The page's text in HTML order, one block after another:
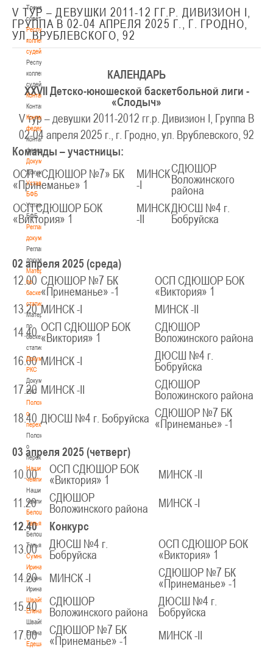
Тренерский
совет
Республиканская
коллегия
судей
Республиканская
коллегия
судей
Контакты
Контакты
Контакты
федерации
Контакты
федерации
Документы
Документы
Устав
БФБ
Устав
БФБ
Регламентирующие
документы
Регламентирующие
документы
Материалы
по
баскетбольной
статистике
Материалы
по
баскетбольной
статистике
Документы
РКС
Документы
РКС
Положение
о
переходах
Положение
о
переходах
Наши
чемпионы
Наши
чемпионы
Белошапко
Татьяна
Белошапко
Татьяна
Сумникова
Ирина
Сумникова
Ирина
Швайбович
Елена
Швайбович
Елена
Едешко
V ТУР – ДЕВУШКИ 2011-12 ГГ.Р. ДИВИЗИОН I,
ГРУППА В 02-04 АПРЕЛЯ 2025 Г., Г. ГРОДНО,
УЛ. ВРУБЛЕВСКОГО, 92
КАЛЕНДАРЬ
XXVII Детско-юношеской баскетбольной лиги -
«Слодыч»
V тур – девушки 2011-2012 гг.р. Дивизион I, Группа В
02-04 апреля 2025 г., г. Гродно, ул. Врублевского, 92
Команды – участницы:
ОСП «СДЮШОР №7» БК
«Принеманье» 1
МИНСК
-I
СДЮШОР
Воложинского
района
ОСП СДЮШОР БОК
«Виктория» 1
МИНСК
-II
ДЮСШ №4 г.
Бобруйска
02 апреля 2025 (среда)
12.00 СДЮШОР №7 БК
«Принеманье» -1
ОСП СДЮШОР БОК
«Виктория» 1
13.20 МИНСК -I
МИНСК -II
14.40 ОСП СДЮШОР БОК
«Виктория» 1
СДЮШОР
Воложинского района
16.00 МИНСК -I
ДЮСШ №4 г.
Бобруйска
17.20 МИНСК -II
СДЮШОР
Воложинского района
18.40 ДЮСШ №4 г. Бобруйска СДЮШОР №7 БК
«Принеманье» -1
03 апреля 2025 (четверг)
10.00
ОСП СДЮШОР БОК
«Виктория» 1
МИНСК -II
11.20
СДЮШОР
Воложинского района
МИНСК -I
12.40
Конкурс
13.00
ДЮСШ №4 г.
Бобруйска
ОСП СДЮШОР БОК
«Виктория» 1
14.20
МИНСК -I
СДЮШОР №7 БК
«Принеманье» -1
15.40
СДЮШОР
Воложинского района
ДЮСШ №4 г.
Бобруйска
17.00
СДЮШОР №7 БК
«Принеманье» -1
МИНСК -II